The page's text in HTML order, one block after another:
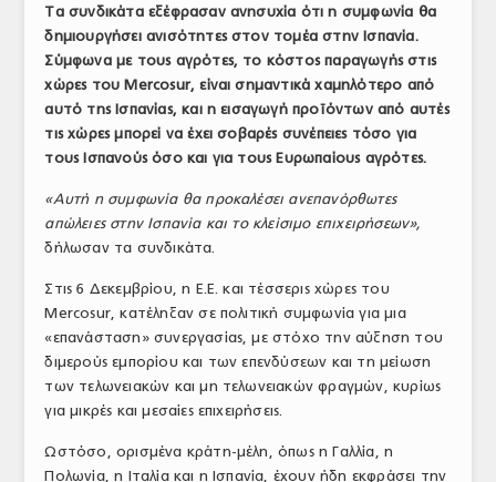
ΕΥΡΩΠΑΪΚΗ ΝΟΜΟΘΕΣΙΑ
ΤΟ ΠΕΡΙΟΔΙΚΟ
Τα συνδικάτα εξέφρασαν ανησυχία ότι η συμφωνία θα
δημιουργήσει ανισότητες στον τομέα στην Ισπανία.
Σύμφωνα με τους αγρότες, το κόστος παραγωγής στις
χώρες του Mercosur, είναι σημαντικά χαμηλότερο από
αυτό της Ισπανίας, και η εισαγωγή προϊόντων από αυτές
τις χώρες μπορεί να έχει σοβαρές συνέπειες τόσο για
τους Ισπανούς όσο και για τους Ευρωπαίους αγρότες.
«Αυτή η συμφωνία θα προκαλέσει ανεπανόρθωτες
απώλειες στην Ισπανία και το κλείσιμο επιχειρήσεων»,
δήλωσαν τα συνδικάτα.
Στις 6 Δεκεμβρίου, η Ε.Ε. και τέσσερις χώρες του
Mercosur, κατέληξαν σε πολιτική συμφωνία για μια
«επανάσταση» συνεργασίας, με στόχο την αύξηση του
διμερούς εμπορίου και των επενδύσεων και τη μείωση
των τελωνειακών και μη τελωνειακών φραγμών, κυρίως
για μικρές και μεσαίες επιχειρήσεις.
Ωστόσο, ορισμένα κράτη-μέλη, όπως η Γαλλία, η
Πολωνία, η Ιταλία και η Ισπανία, έχουν ήδη εκφράσει την